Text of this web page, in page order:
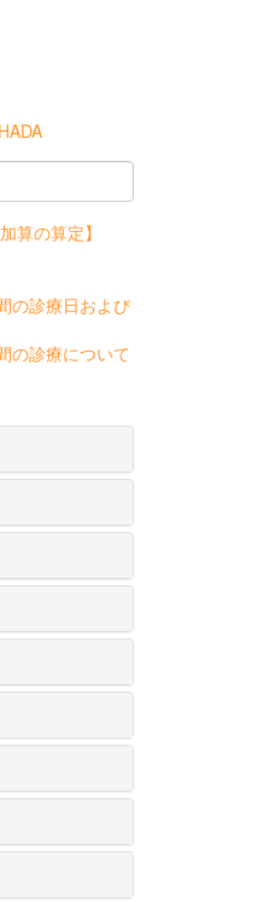
算の算定】
の診療日および
の診療について